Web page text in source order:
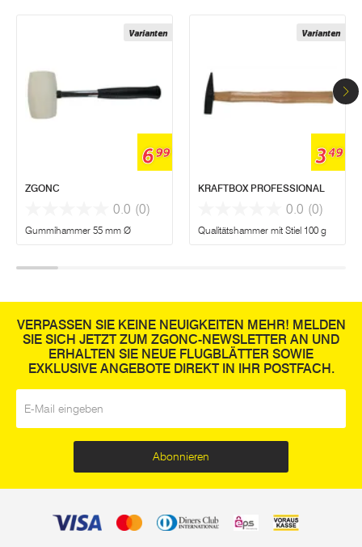
Varianten
699
ZGONC
0.0 (0)
Gummihammer 55 mm Ø
Varianten
349
KRAFTBOX PROFESSIONAL
0.0 (0)
Qualitätshammer mit Stiel 100 g
VERPASSEN SIE KEINE NEUIGKEITEN MEHR! MELDEN
SIE SICH JETZT ZUM ZGONC-NEWSLETTER AN UND
ERHALTEN SIE NEUE FLUGBLÄTTER SOWIE
EXKLUSIVE ANGEBOTE DIREKT IN IHR POSTFACH.
Abonnieren